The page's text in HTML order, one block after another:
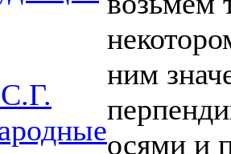
ним
осями и